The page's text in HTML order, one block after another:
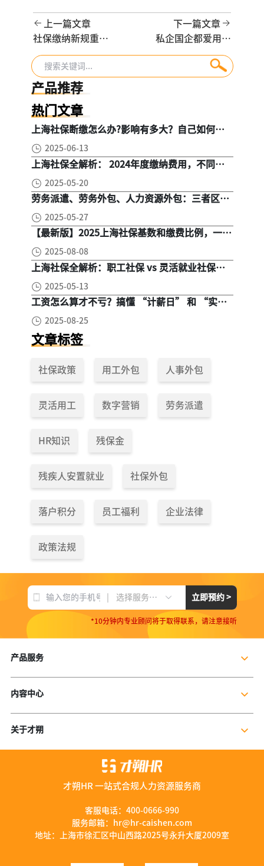
上一篇文章
社保缴纳新规重
磅！最高法 “司法
解释二” 明确：不
缴社保后果再升级
下一篇文章
私企国企都爱用的
劳务外包，到底好
在哪？一篇讲清用
产品推荐
热门文章
上海社保断缴怎么办?影响有多大？自己如何续
2025-06-13
上海社保全解析： 2024年度缴纳费用，不同人
2025-05-20
劳务派遣、劳务外包、人力资源外包：三者区
2025-05-27
【最新版】2025上海社保基数和缴费比例，一文
2025-08-08
上海社保全解析：职工社保 vs 灵活就业社保，
2025-05-13
工资怎么算才不亏？搞懂 “计薪日” 和 “实际
2025-08-25
文章标签
社保政策 用工外包 人事外包
灵活用工 数字营销 劳务派遣
HR知识 残保金
残疾人安置就业 社保外包
落户积分 员工福利 企业法律
政策法规
选择服务项目 立即预约 >
*10分钟内专业顾问将于取得联系，请注意接听
产品服务
企业社保服务
个人社保服务
残保金规划
内容中心
公司新闻
行业干货
关于才朔
公司介绍
才朔HR 一站式合规人力资源服务商
客服电话： 400-0666-990
服务邮箱：
hr@hr-caishen.com
地址：上海市徐汇区中山西路2025号永升大厦2009室